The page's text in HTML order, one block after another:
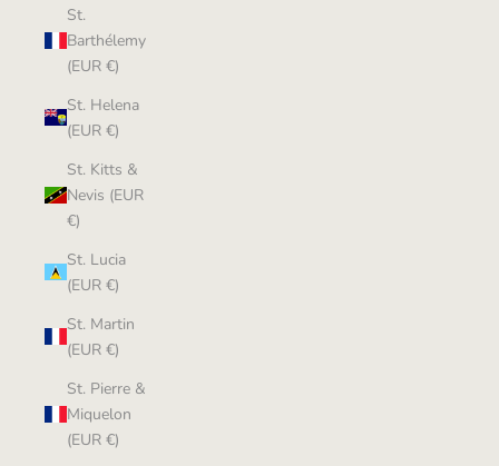
St.
Barthélemy
(EUR €)
St. Helena
(EUR €)
St. Kitts &
Nevis (EUR
€)
St. Lucia
(EUR €)
St. Martin
(EUR €)
St. Pierre &
Miquelon
(EUR €)